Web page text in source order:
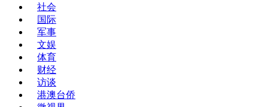
社会
国际
军事
文娱
体育
财经
访谈
港澳台侨